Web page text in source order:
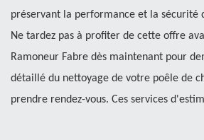
préservant la performance et la sécurité
Ne tardez pas à profiter de cette offre
Ramoneur Fabre dès maintenant pour
détaillé du nettoyage de votre poêle de
prendre rendez-vous. Ces services